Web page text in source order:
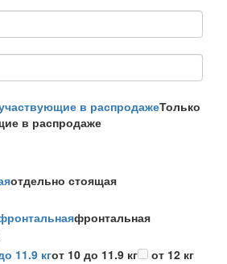
в распродажеТолько
в распродаже
отдельно стоящая
фронтальная
11.9 кгот 10 до 11.9 кг
от 12 кг